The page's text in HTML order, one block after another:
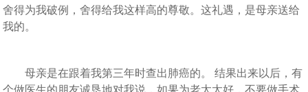
舍得为我破例，舍得给我这样高的尊敬。这礼遇，是母亲送给
我的。
母亲是在跟着我第三年时查出肺癌的。 结果出来以后，有
个做医生的朋友诚恳地对我说，如果为老太太好，不要做手术